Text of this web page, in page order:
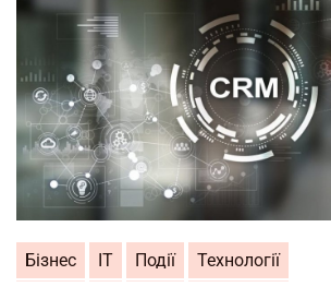
Бізнес ІТ Події Технології